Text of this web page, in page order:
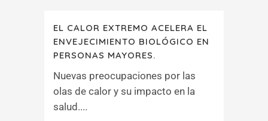
EL CALOR EXTREMO ACELERA EL
ENVEJECIMIENTO BIOLÓGICO EN
PERSONAS MAYORES.
Nuevas preocupaciones por las
olas de calor y su impacto en la
salud....